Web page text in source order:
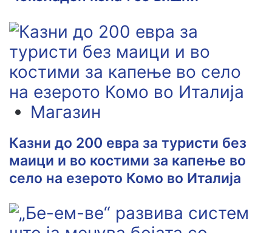
Магазин
Казни до 200 евра за туристи без
маици и во костими за капење во
село на езерото Комо во Италија